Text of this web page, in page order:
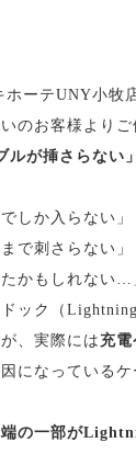
ーテUNY小牧
のお客様よりご
ルが挿さらない
しか入らない」
で刺さらない」
かもしれない…
ック（
、実際には 充
になっているケ
の一部が